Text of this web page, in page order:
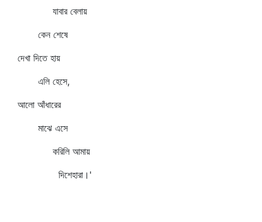
যাবার বেলায়
কেন শেষে
দেখা দিতে হায়
এলি হেসে,
আলো আঁধারের
মাঝে এসে
করিলি আমায়
দিশেহারা।'